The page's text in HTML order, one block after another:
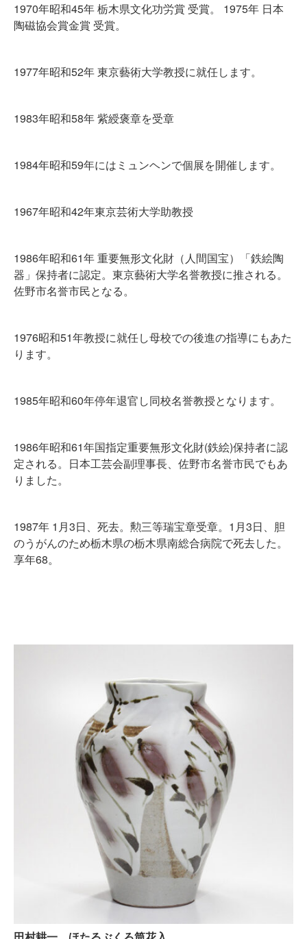
1970年昭和45年 栃木県文化功労賞 受賞。 1975年 日本
陶磁協会賞金賞 受賞。
1977年昭和52年 東京藝術大学教授に就任します。
1983年昭和58年 紫綬褒章を受章
1984年昭和59年にはミュンヘンで個展を開催します。
1967年昭和42年東京芸術大学助教授
1986年昭和61年 重要無形文化財（人間国宝）「鉄絵陶
器」保持者に認定。東京藝術大学名誉教授に推される。
佐野市名誉市民となる。
1976昭和51年教授に就任し母校での後進の指導にもあた
ります。
1985年昭和60年停年退官し同校名誉教授となります。
1986年昭和61年国指定重要無形文化財(鉄絵)保持者に認
定される。日本工芸会副理事長、佐野市名誉市民でもあ
りました。
1987年 1月3日、死去。勲三等瑞宝章受章。1月3日、胆
のうがんのため栃木県の栃木県南総合病院で死去した。
享年68。